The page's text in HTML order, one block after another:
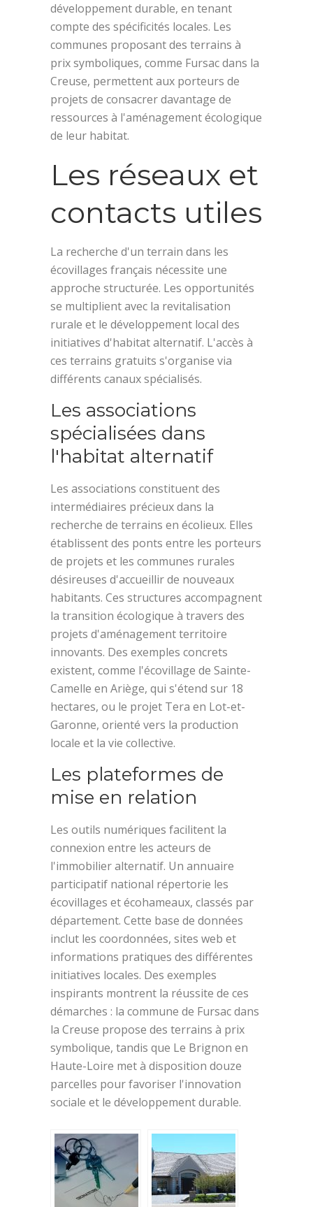
développement durable, en tenant
compte des spécificités locales. Les
communes proposant des terrains à
prix symboliques, comme Fursac dans la
Creuse, permettent aux porteurs de
projets de consacrer davantage de
ressources à l'aménagement écologique
de leur habitat.
Les réseaux et
contacts utiles
La recherche d'un terrain dans les
écovillages français nécessite une
approche structurée. Les opportunités
se multiplient avec la revitalisation
rurale et le développement local des
initiatives d'habitat alternatif. L'accès à
ces terrains gratuits s'organise via
différents canaux spécialisés.
Les associations
spécialisées dans
l'habitat alternatif
Les associations constituent des
intermédiaires précieux dans la
recherche de terrains en écolieux. Elles
établissent des ponts entre les porteurs
de projets et les communes rurales
désireuses d'accueillir de nouveaux
habitants. Ces structures accompagnent
la transition écologique à travers des
projets d'aménagement territoire
innovants. Des exemples concrets
existent, comme l'écovillage de Sainte-
Camelle en Ariège, qui s'étend sur 18
hectares, ou le projet Tera en Lot-et-
Garonne, orienté vers la production
locale et la vie collective.
Les plateformes de
mise en relation
Les outils numériques facilitent la
connexion entre les acteurs de
l'immobilier alternatif. Un annuaire
participatif national répertorie les
écovillages et écohameaux, classés par
département. Cette base de données
inclut les coordonnées, sites web et
informations pratiques des différentes
initiatives locales. Des exemples
inspirants montrent la réussite de ces
démarches : la commune de Fursac dans
la Creuse propose des terrains à prix
symbolique, tandis que Le Brignon en
Haute-Loire met à disposition douze
parcelles pour favoriser l'innovation
sociale et le développement durable.